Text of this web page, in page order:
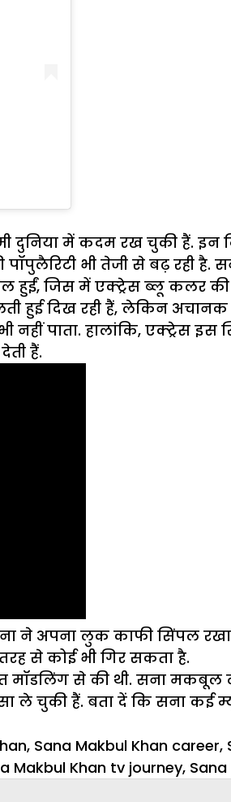
में कदम रख चुकी हैं. इन
भी तेजी से बढ़ रही है.
जिस में एक्ट्रेस ब्लू कलर की
दिख रही हैं, लेकिन अचानक
पाता. हालांकि, एक्ट्रेस
हैं.
ने अपना लुक काफी सिंपल
से कोई भी गिर सकता है.
से की थी. सना मकबूल
ले चुकी हैं. बता दें कि सना कई
, Sana Makbul Khan career,
Makbul Khan tv journey,